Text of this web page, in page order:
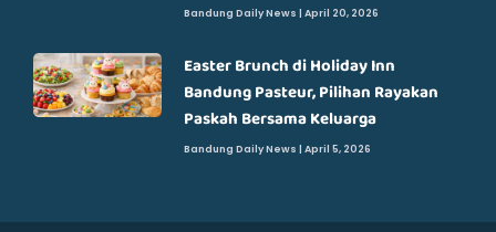
Bandung Daily News April 20, 2026
Easter Brunch di Holiday Inn
Bandung Pasteur, Pilihan Rayakan
Paskah Bersama Keluarga
Bandung Daily News April 5, 2026